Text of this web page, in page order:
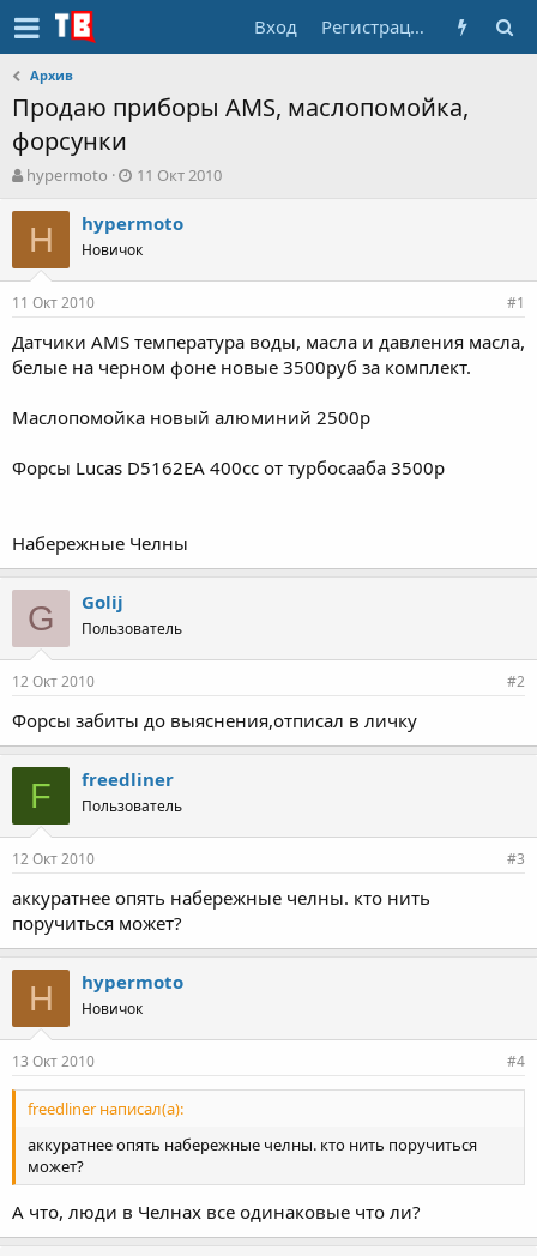
Вход Регистрация
Архив
Продаю приборы AMS, маслопомойка,
форсунки
А
т
о
т
е
ы
hypermoto
Д
т
н
а
л
а
11 Окт 2010
H hypermoto
Новичок
11 Окт 2010 #1
Датчики AMS температура воды, масла и давления масла,
белые на черном фоне новые 3500руб за комплект.
Маслопомойка новый алюминий 2500р
Форсы Lucas D5162EA 400cc от турбосааба 3500р
Набережные Челны
G Golij
Пользователь
12 Окт 2010 #2
Форсы забиты до выяснения,отписал в личку
F freedliner
Пользователь
12 Окт 2010 #3
аккуратнее опять набережные челны. кто нить
поручиться может?
H hypermoto
Новичок
13 Окт 2010 #4
freedliner написал(а):
аккуратнее опять набережные челны. кто нить поручиться
может?
А что, люди в Челнах все одинаковые что ли?